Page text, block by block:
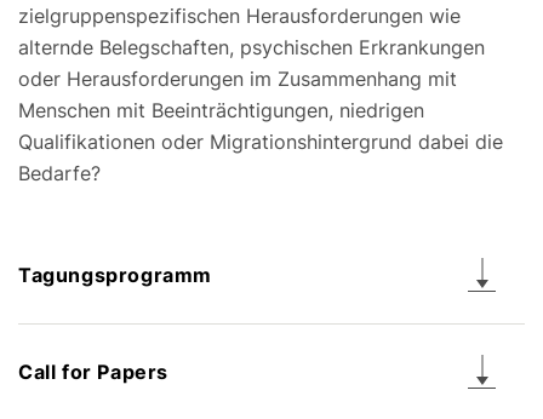
zielgruppenspezifischen Herausforderungen wie
alternde Belegschaften, psychischen Erkrankungen
oder Herausforderungen im Zusammenhang mit
Menschen mit Beeinträchtigungen, niedrigen
Qualifikationen oder Migrationshintergrund dabei die
Bedarfe?
Tagungsprogramm
Call for Papers